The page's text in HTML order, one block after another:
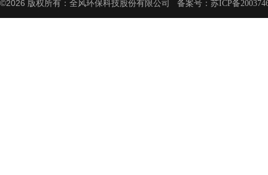
©2026 版权所有：全风环保科技股份有限公司 备案号： 苏ICP备